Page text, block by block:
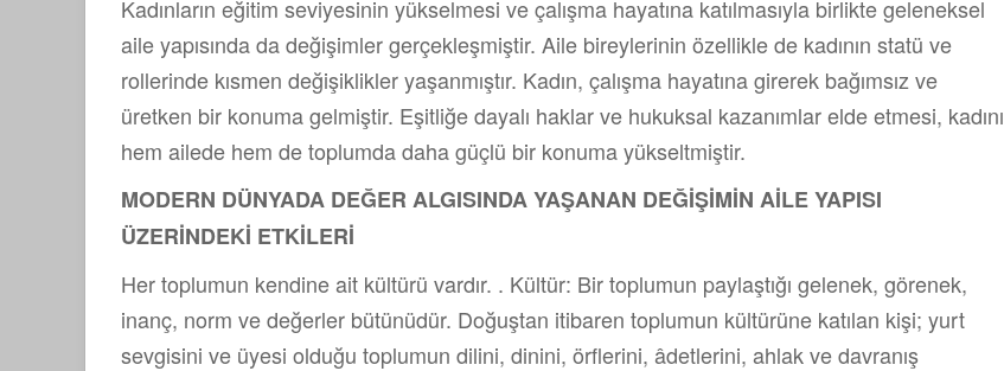
Kadınların eğitim seviyesinin yükselmesi ve çalışma hayatına katılmasıyla birlikte geleneksel
aile yapısında da değişimler gerçekleşmiştir. Aile bireylerinin özellikle de kadının statü ve
rollerinde kısmen değişiklikler yaşanmıştır. Kadın, çalışma hayatına girerek bağımsız ve
üretken bir konuma gelmiştir. Eşitliğe dayalı haklar ve hukuksal kazanımlar elde etmesi, kadını
hem ailede hem de toplumda daha güçlü bir konuma yükseltmiştir.
MODERN DÜNYADA DEĞER ALGISINDA YAŞANAN DEĞİŞİMİN AİLE YAPISI
ÜZERİNDEKİ ETKİLERİ
Her toplumun kendine ait kültürü vardır. . Kültür: Bir toplumun paylaştığı gelenek, görenek,
inanç, norm ve değerler bütünüdür. Doğuştan itibaren toplumun kültürüne katılan kişi; yurt
sevgisini ve üyesi olduğu toplumun dilini, dinini, örflerini, âdetlerini, ahlak ve davranış